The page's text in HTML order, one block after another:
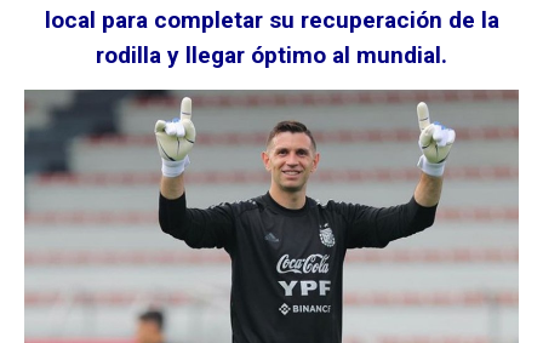
local para completar su recuperación de la
rodilla y llegar óptimo al mundial.